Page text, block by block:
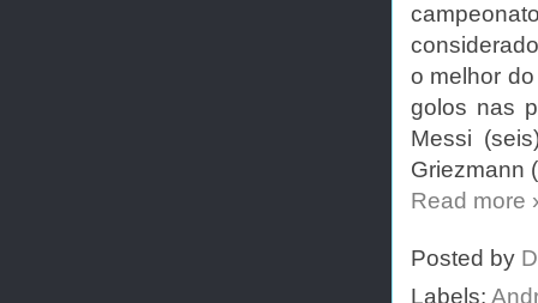
o melhor
golos nas
Messi
Griezmann
Read more
Posted by
Labels: